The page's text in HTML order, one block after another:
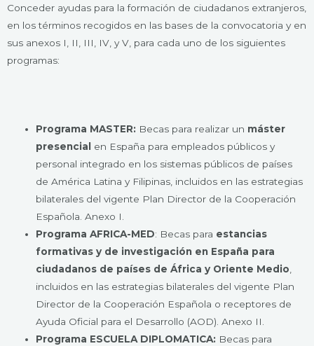
Conceder ayudas para la formación de ciudadanos extranjeros,
en los términos recogidos en las bases de la convocatoria y en
sus anexos I, II, III, IV, y V, para cada uno de los siguientes
programas:
Programa MASTER: Becas para realizar un máster
presencial en España para empleados públicos y
personal integrado en los sistemas públicos de países
de América Latina y Filipinas, incluidos en las estrategias
bilaterales del vigente Plan Director de la Cooperación
Española. Anexo I.
Programa AFRICA-MED: Becas para estancias
formativas y de investigación en España para
ciudadanos de países de África y Oriente Medio
incluidos en las estrategias bilaterales del vigente Plan
Director de la Cooperación Española o receptores de
Ayuda Oficial para el Desarrollo (AOD). Anexo II.
Programa ESCUELA DIPLOMATICA: Becas para